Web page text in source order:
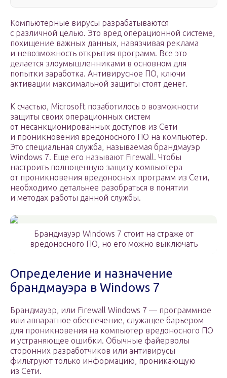
Компьютерные вирусы разрабатываются
с различной целью. Это вред операционной системе,
похищение важных данных, навязчивая реклама
и невозможность открытия программ. Все это
делается злоумышленниками в основном для
попытки заработка. Антивирусное ПО, ключи
активации максимальной защиты стоят денег.
К счастью, Microsoft позаботилось о возможности
защиты своих операционных систем
от несанкционированных доступов из Сети
и проникновения вредоносного ПО на компьютер.
Это специальная служба, называемая брандмауэр
Windows 7. Еще его называют Firewall. Чтобы
настроить полноценную защиту компьютера
от проникновения вредоносных программ из Сети,
необходимо детальнее разобраться в понятии
и методах работы данной службы.
Брандмауэр Windows 7 стоит на страже от
вредоносного ПО, но его можно выключать
Определение и назначение
брандмауэра в Windows 7
Брандмауэр, или Firewall Windows 7 — программное
или аппаратное обеспечение, служащее барьером
для проникновения на компьютер вредоносного ПО
и устраняющее ошибки. Обычные файерволы
сторонних разработчиков или антивирусы
фильтруют только информацию, проникающую
из Сети.